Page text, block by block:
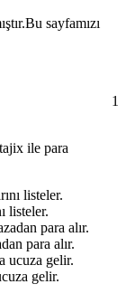
sayfamızı
1
ile para
listeler.
para alır.
gelir.